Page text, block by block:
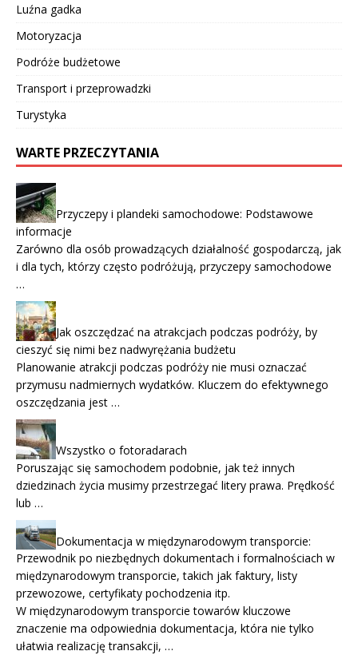
Luźna gadka
Motoryzacja
Podróże budżetowe
Transport i przeprowadzki
Turystyka
WARTE PRZECZYTANIA
Przyczepy i plandeki samochodowe: Podstawowe
informacje
Zarówno dla osób prowadzących działalność gospodarczą, jak
i dla tych, którzy często podróżują, przyczepy samochodowe
…
Jak oszczędzać na atrakcjach podczas podróży, by
cieszyć się nimi bez nadwyrężania budżetu
Planowanie atrakcji podczas podróży nie musi oznaczać
przymusu nadmiernych wydatków. Kluczem do efektywnego
oszczędzania jest …
Wszystko o fotoradarach
Poruszając się samochodem podobnie, jak też innych
dziedzinach życia musimy przestrzegać litery prawa. Prędkość
lub …
Dokumentacja w międzynarodowym transporcie:
Przewodnik po niezbędnych dokumentach i formalnościach w
międzynarodowym transporcie, takich jak faktury, listy
przewozowe, certyfikaty pochodzenia itp.
W międzynarodowym transporcie towarów kluczowe
znaczenie ma odpowiednia dokumentacja, która nie tylko
ułatwia realizację transakcji, …